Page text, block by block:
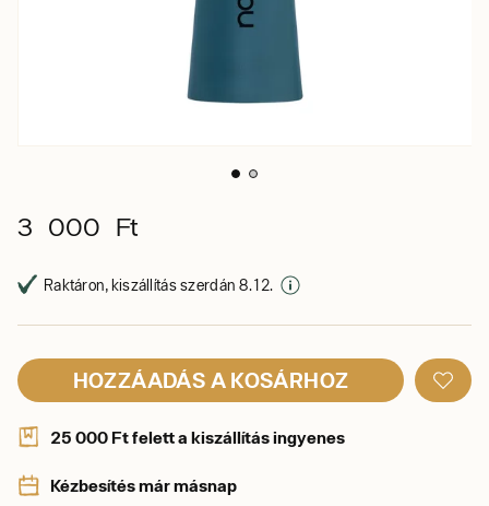
3 000 Ft
Raktáron, kiszállítás szerdán 8. 12.
HOZZÁADÁS A KOSÁRHOZ
25 000 Ft felett a kiszállítás ingyenes
Kézbesítés már másnap